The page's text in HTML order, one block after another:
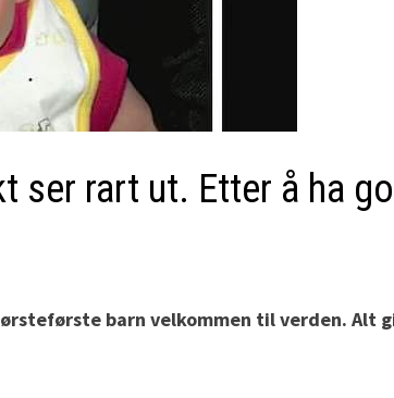
ser rart ut. Etter å ha
barn velkommen til verden.